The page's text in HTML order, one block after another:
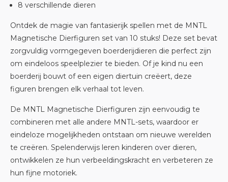
8 verschillende dieren
Ontdek de magie van fantasierijk spellen met de MNTL
Magnetische Dierfiguren set van 10 stuks! Deze set bevat
zorgvuldig vormgegeven boerderijdieren die perfect zijn
om eindeloos speelplezier te bieden. Of je kind nu een
boerderij bouwt of een eigen diertuin creëert, deze
figuren brengen elk verhaal tot leven.
De MNTL Magnetische Dierfiguren zijn eenvoudig te
combineren met alle andere MNTL-sets, waardoor er
eindeloze mogelijkheden ontstaan om nieuwe werelden
te creëren. Spelenderwijs leren kinderen over dieren,
ontwikkelen ze hun verbeeldingskracht en verbeteren ze
hun fijne motoriek.